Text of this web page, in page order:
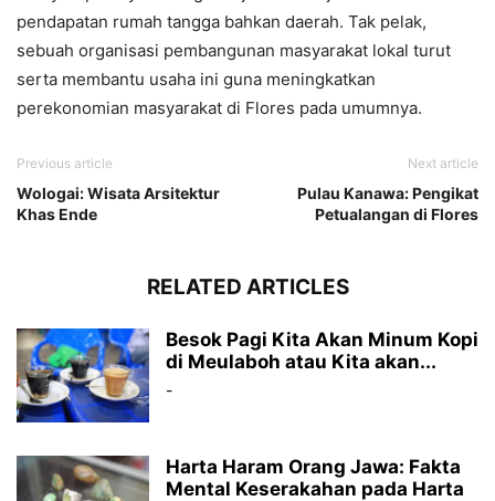
pendapatan rumah tangga bahkan daerah. Tak pelak,
sebuah organisasi pembangunan masyarakat lokal turut
serta membantu usaha ini guna meningkatkan
perekonomian masyarakat di Flores pada umumnya.
Previous article
Wologai: Wisata Arsitektur
Khas Ende
Next article
Pulau Kanawa: Pengikat
Petualangan di Flores
RELATED ARTICLES
Besok Pagi Kita Akan Minum Kopi
di Meulaboh atau Kita akan...
-
Harta Haram Orang Jawa: Fakta
Mental Keserakahan pada Harta